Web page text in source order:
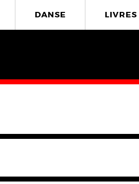
DANSE LIVRES